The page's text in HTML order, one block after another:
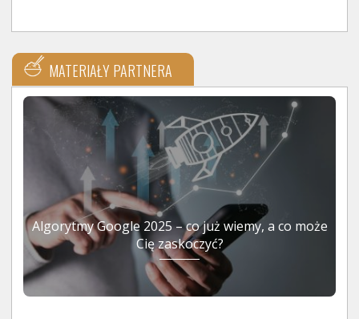
MATERIAŁY PARTNERA
Algorytmy Google 2025 – co już wiemy, a co może
Cię zaskoczyć?